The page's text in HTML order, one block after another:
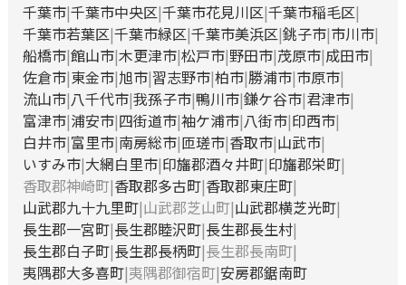
千葉市 千葉市中央区 千葉市花見川区 千葉市稲毛区
千葉市若葉区 千葉市緑区 千葉市美浜区 銚子市 市川市
船橋市 館山市 木更津市 松戸市 野田市 茂原市 成田市
佐倉市 東金市 旭市 習志野市 柏市 勝浦市 市原市
流山市 八千代市 我孫子市 鴨川市 鎌ケ谷市 君津市
富津市 浦安市 四街道市 袖ケ浦市 八街市 印西市
白井市 富里市 南房総市 匝瑳市 香取市 山武市
いすみ市 大網白里市 印旛郡酒々井町 印旛郡栄町
香取郡神崎町 香取郡多古町 香取郡東庄町
山武郡九十九里町 山武郡芝山町 山武郡横芝光町
長生郡一宮町 長生郡睦沢町 長生郡長生村
長生郡白子町 長生郡長柄町 長生郡長南町
夷隅郡大多喜町 夷隅郡御宿町 安房郡鋸南町